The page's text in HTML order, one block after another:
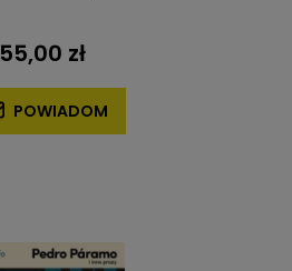
55,00 zł
POWIADOM